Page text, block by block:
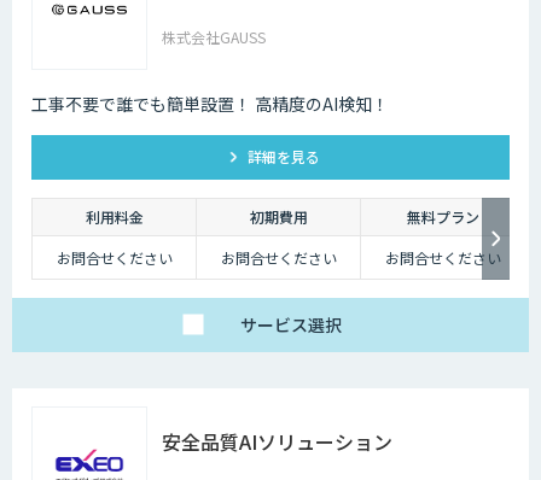
株式会社GAUSS
工事不要で誰でも簡単設置！ 高精度のAI検知！
詳細を見る
利用料金 初期費用
無料プラン
お問合せください
お問合せください お問合せください
サービス選択
安全品質AIソリューション